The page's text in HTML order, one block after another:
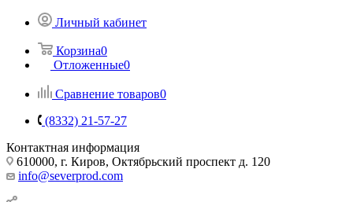
Личный кабинет
Корзина0
Отложенные0
Сравнение товаров0
(8332) 21-57-27
Контактная информация
610000, г. Киров, Октябрьский проспект д. 120
info@severprod.com